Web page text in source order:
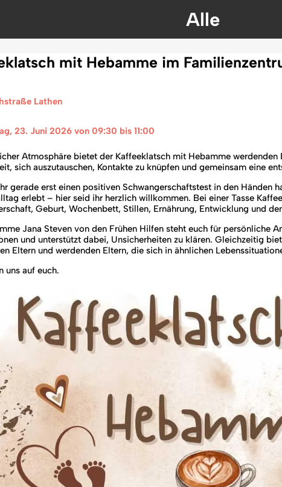
Alle
mit Hebamme im
Lathen
23. Juni 2026 von 09:30 bis 11:00
Atmosphäre bietet der Kaffeeklatsch mit Hebamme
sich auszutauschen, Kontakte zu knüpfen und gemeinsam eine
gerade erst einen positiven Schwangerschaftstest in den Händen
erlebt – hier seid ihr herzlich willkommen. Bei einer Tasse
Geburt, Wochenbett, Stillen, Ernährung, Entwicklung und
Jana Steven von den Frühen Hilfen steht euch für persönliche
und unterstützt dabei, Unsicherheiten zu klären. Gleichzeitig
Eltern und werdenden Eltern, die sich in ähnlichen
uns auf euch.